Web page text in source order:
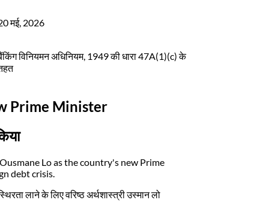
मई, 2026
विनियमन अधिनियम, 1949 की धारा 47A(1)(c) के
Prime Minister
Lo as the country's new Prime
debt crisis.
लाने के लिए वरिष्ठ अर्थशास्त्री उस्मान लो